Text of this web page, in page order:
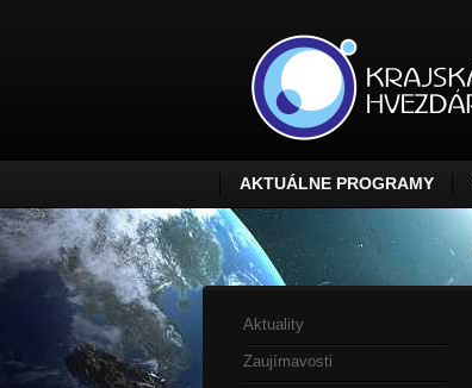
AKTUÁLNE PROGRAMY
Aktuality
Zaujímavosti